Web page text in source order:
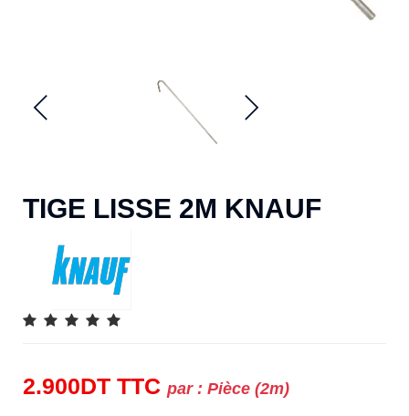
TIGE LISSE 2M KNAUF
2.900DT TTC par : Pièce (2m)